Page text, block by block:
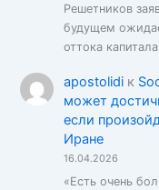
Решетников
будущем
оттока капитала.
apostolidiк
может
если
Иране
16.04.2026
«Есть очень